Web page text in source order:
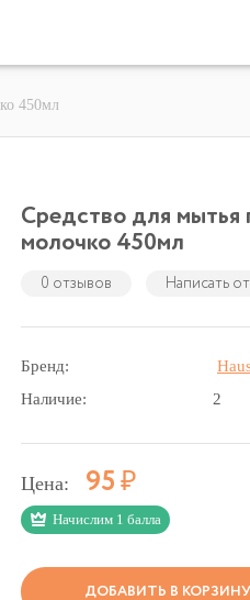
450мл
Средство для мытья
молочко 450мл
0 отзывов Написать
Бренд:
Наличие:
2
Цена: 95
Начислим 1 балла
ДОБАВИТЬ В КОРЗИНУ